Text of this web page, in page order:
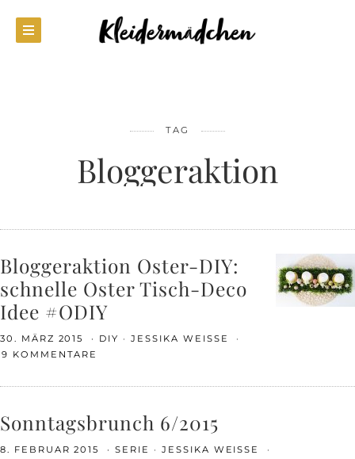
TAG
Bloggeraktion
Bloggeraktion Oster-DIY:
schnelle Oster Tisch-Deco
Idee #ODIY
30. MÄRZ 2015 DIY
JESSIKA WEISSE
KOMMENTARE
Sonntagsbrunch 6/2015
8. FEBRUAR 2015 SERIE
JESSIKA WEISSE